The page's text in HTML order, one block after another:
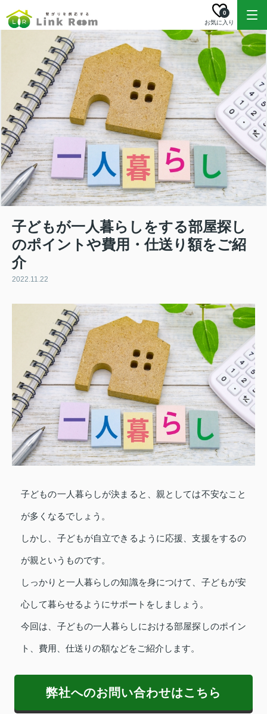
お気に入り
0
子どもが一人暮らしをする部屋探し
のポイントや費用・仕送り額をご紹
介
2022.11.22
子どもの一人暮らしが決まると、親としては不安なこと
が多くなるでしょう。
しかし、子どもが自立できるように応援、支援をするの
が親というものです。
しっかりと一人暮らしの知識を身につけて、子どもが安
心して暮らせるようにサポートをしましょう。
今回は、子どもの一人暮らしにおける部屋探しのポイン
ト、費用、仕送りの額などをご紹介します。
弊社へのお問い合わせはこちら